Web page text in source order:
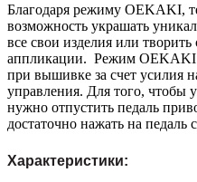
Благодаря режиму OEKAKI,
возможность украшать
все свои изделия или
аппликации. Режим OEKAKI
при вышивке за счет усилия
управления. Для того, чтобы
нужно отпустить педаль
достаточно нажать на педаль
Характеристики: